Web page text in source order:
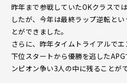
昨年まで参戦していたOKクラスで
したが、今年は最終ラップ逆転と
とができました。
さらに、昨年タイムトライアルで
下位スタートから優勝を逃した
ンピオン争い3人の中に残ることが